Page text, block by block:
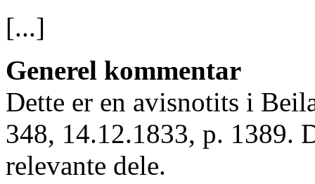
[...]
Generel kommentar
Dette er en avisnotits i
348, 14.12.1833, p. 1389.
relevante dele.